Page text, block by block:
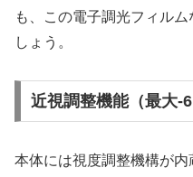
も、この電子調光フィル
しょう。
近視調整機能（最大-
本体には視度調整機構が